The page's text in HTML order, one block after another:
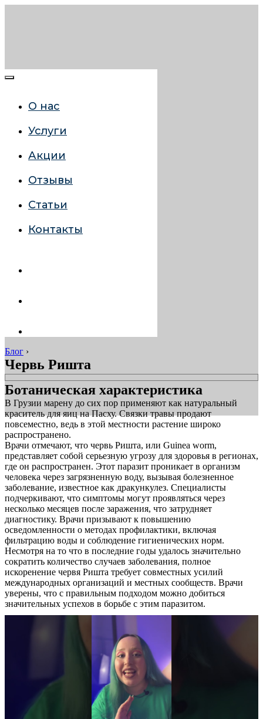
О нас
Услуги
Акции
Отзывы
Статьи
Контакты
Блог ›
Червь Ришта
Ботаническая характеристика
В Грузии марену до сих пор применяют как натуральный
краситель для яиц на Пасху. Связки травы продают
повсеместно, ведь в этой местности растение широко
распространено.
Врачи отмечают, что червь Ришта, или Guinea worm,
представляет собой серьезную угрозу для здоровья в регионах,
где он распространен. Этот паразит проникает в организм
человека через загрязненную воду, вызывая болезненное
заболевание, известное как дракункулез. Специалисты
подчеркивают, что симптомы могут проявляться через
несколько месяцев после заражения, что затрудняет
диагностику. Врачи призывают к повышению
осведомленности о методах профилактики, включая
фильтрацию воды и соблюдение гигиенических норм.
Несмотря на то что в последние годы удалось значительно
сократить количество случаев заболевания, полное
искоренение червя Ришта требует совместных усилий
международных организаций и местных сообществ. Врачи
уверены, что с правильным подходом можно добиться
значительных успехов в борьбе с этим паразитом.